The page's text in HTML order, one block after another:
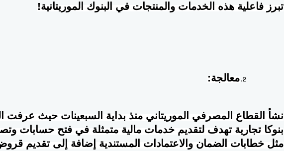
تبرز فاعلية هذه الخدمات والمنتجات في البنوك الموريتانية!
معالجة:
نشأ القطاع المصرفي الموريتاني منذ بداية السبعينات حيث عرفت
بنوكا تجارية تهدف لتقديم خدمات مالية متمثلة في فتح حسابات
مثل خطابات الضمان والاعتمادات المستندية إضافة إلى تقديم